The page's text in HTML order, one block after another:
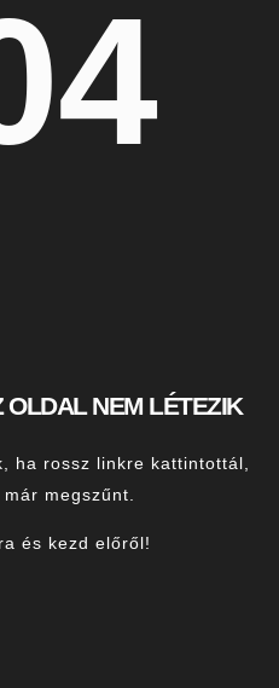
OLDAL NEM LÉTEZIK
ha rossz linkre kattintottál,
megszűnt.
és kezd előről!